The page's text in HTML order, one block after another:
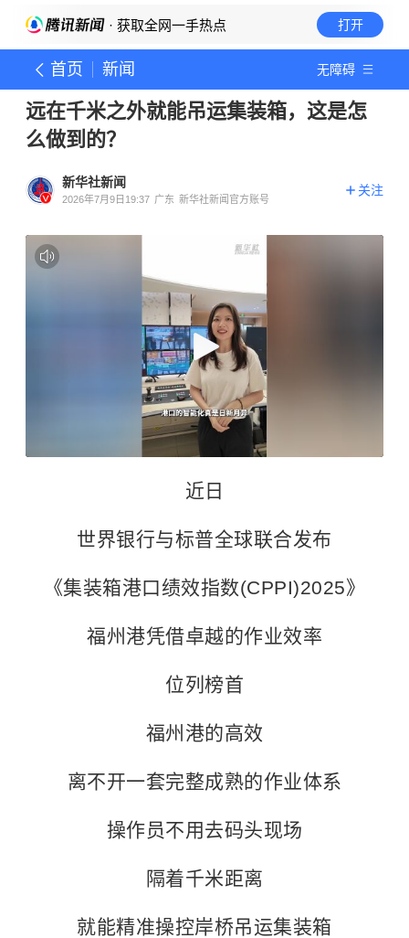
· 获取全网一手热点 打开
首页 新闻 无障碍
远在千米之外就能吊运集装箱，这是怎
么做到的？
新华社新闻
2026年7月9日19:37 广东 新华社新闻官方账号
关注
近日
世界银行与标普全球联合发布
《集装箱港口绩效指数(CPPI)2025》
福州港凭借卓越的作业效率
位列榜首
福州港的高效
离不开一套完整成熟的作业体系
操作员不用去码头现场
隔着千米距离
就能精准操控岸桥吊运集装箱